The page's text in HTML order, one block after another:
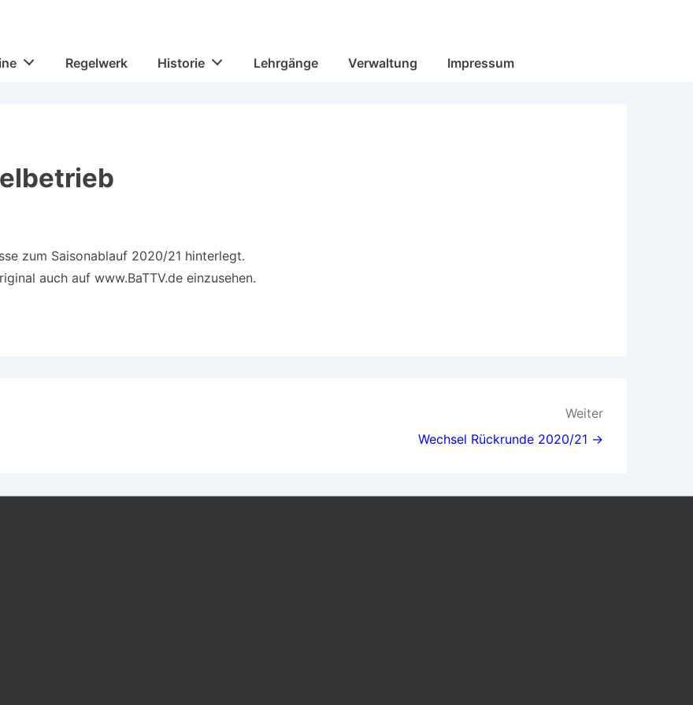
Regelwerk Historie Lehrgänge Verwaltung Impressum
zum Saisonablauf 2020/21 hinterlegt.
auch auf www.BaTTV.de einzusehen.
Weiter
Wechsel Rückrunde 2020/21 →